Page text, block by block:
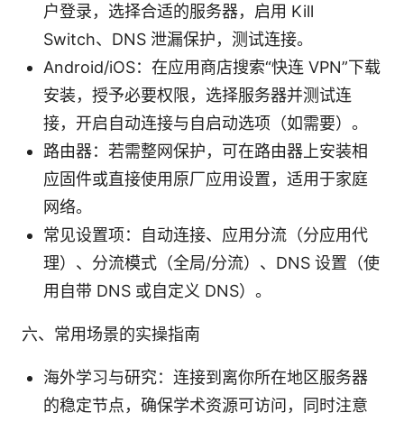
户登录，选择合适的服务器，启用 Kill
Switch、DNS 泄漏保护，测试连接。
Android/iOS：在应用商店搜索“快连 VPN”下载
安装，授予必要权限，选择服务器并测试连
接，开启自动连接与自启动选项（如需要）。
路由器：若需整网保护，可在路由器上安装相
应固件或直接使用原厂应用设置，适用于家庭
网络。
常见设置项：自动连接、应用分流（分应用代
理）、分流模式（全局/分流）、DNS 设置（使
用自带 DNS 或自定义 DNS）。
六、常用场景的实操指南
海外学习与研究：连接到离你所在地区服务器
的稳定节点，确保学术资源可访问，同时注意